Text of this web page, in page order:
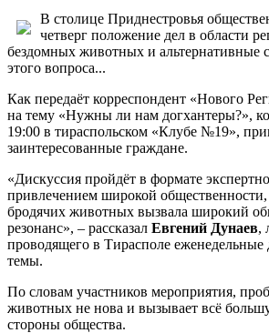
В столице Приднестровья
четверг положение дел в области
бездомных животных и альтернативные
этого вопроса...
Как передаёт корреспондент «Нового
на тему «Нужны ли нам догхантеры?»,
19:00 в тираспольском «Клубе №19»,
заинтересованные граждане.
«Дискуссия пройдёт в формате
привлечением широкой общественности,
бродячих животных вызвала широкий
резонанс», – рассказал Евгений Дунаев,
проводящего в Тирасполе еженедельные
темы.
По словам участников мероприятия,
животных не нова и вызывает всё
стороны общества.